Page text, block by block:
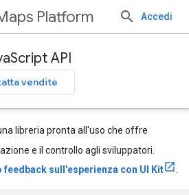
Platform Accedi
API
vendite
libreria pronta all'uso che offre
e il controllo agli sviluppatori.
sull'esperienza con UI Kit .